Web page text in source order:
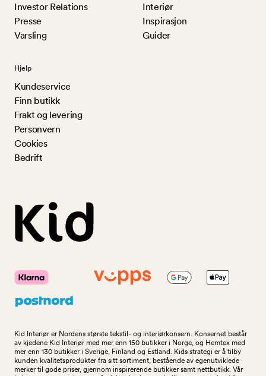
Investor Relations
Presse
Varsling
Interiør
Inspirasjon
Guider
Hjelp
Kundeservice
Finn butikk
Frakt og levering
Personvern
Cookies
Bedrift
Kid Interiør er Nordens største tekstil- og interiørkonsern. Konsernet består
av kjedene Kid Interiør med mer enn 150 butikker i Norge, og Hemtex med
mer enn 130 butikker i Sverige, Finland og Estland. Kids strategi er å tilby
kunden kvalitetsprodukter fra sitt sortiment, bestående av egenutviklede
merker til gode priser, gjennom inspirerende butikker samt nettbutikk. Vår